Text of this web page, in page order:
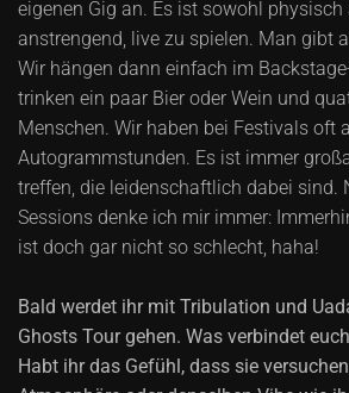
eigenen Gig an. Es ist sowohl
anstrengend, live zu spielen. Man gibt
Wir hängen dann einfach im
trinken ein paar Bier oder Wein und
Menschen. Wir haben bei Festivals oft
Autogrammstunden. Es ist immer
treffen, die leidenschaftlich dabei sind.
Sessions denke ich mir immer:
ist doch gar nicht so schlecht, haha!
Bald werdet ihr mit Tribulation und
Ghosts Tour gehen. Was verbindet
Habt ihr das Gefühl, dass sie